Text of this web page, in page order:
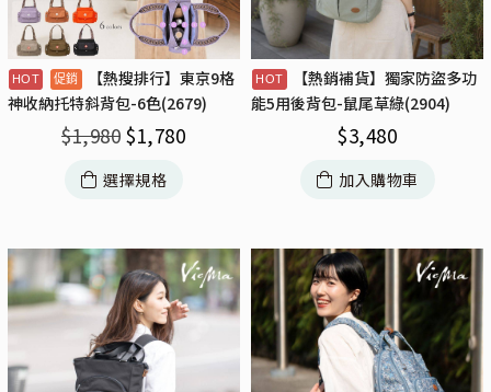
【熱搜排行】東京9格
神收納托特斜背包-6色(2679)
$1,980 $1,780
選擇規格
【熱銷補貨】獨家防盜多功
能5用後背包-鼠尾草綠(2904)
$3,480
加入購物車